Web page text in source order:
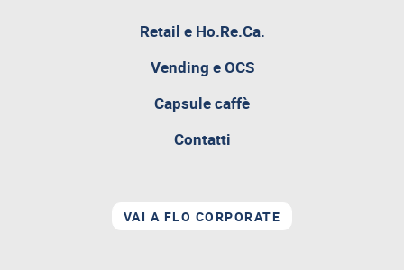
Retail e Ho.Re.Ca.
Vending e OCS
Capsule caffè
Contatti
VAI A FLO CORPORATE